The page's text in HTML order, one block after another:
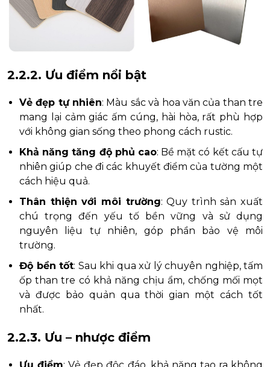
2.2.2. Ưu điểm nổi bật
Vẻ đẹp tự nhiên: Màu sắc và hoa văn của than tre
mang lại cảm giác ấm cúng, hài hòa, rất phù hợp
với không gian sống theo phong cách rustic.
Khả năng tăng độ phủ cao: Bề mặt có kết cấu tự
nhiên giúp che đi các khuyết điểm của tường một
cách hiệu quả.
Thân thiện với môi trường: Quy trình sản xuất
chú trọng đến yếu tố bền vững và sử dụng
nguyên liệu tự nhiên, góp phần bảo vệ môi
trường.
Độ bền tốt: Sau khi qua xử lý chuyên nghiệp, tấm
ốp than tre có khả năng chịu ẩm, chống mối mọt
và được bảo quản qua thời gian một cách tốt
nhất.
2.2.3. Ưu – nhược điểm